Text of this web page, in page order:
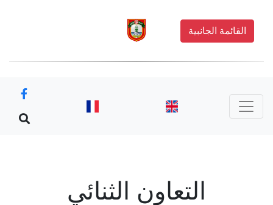
القائمة الجانبية
التعاون الثنائي